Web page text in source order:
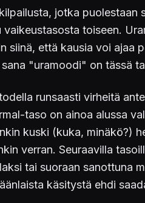
jotka
toiseen.
siinä, että kausia voi
"uramoodi" on tässä
runsaasti virheitä
taso on ainoa alussa
kuski (kuka, minäkö?)
verran. Seuraavilla
tai suoraan sanottuna
käsitystä ehdi